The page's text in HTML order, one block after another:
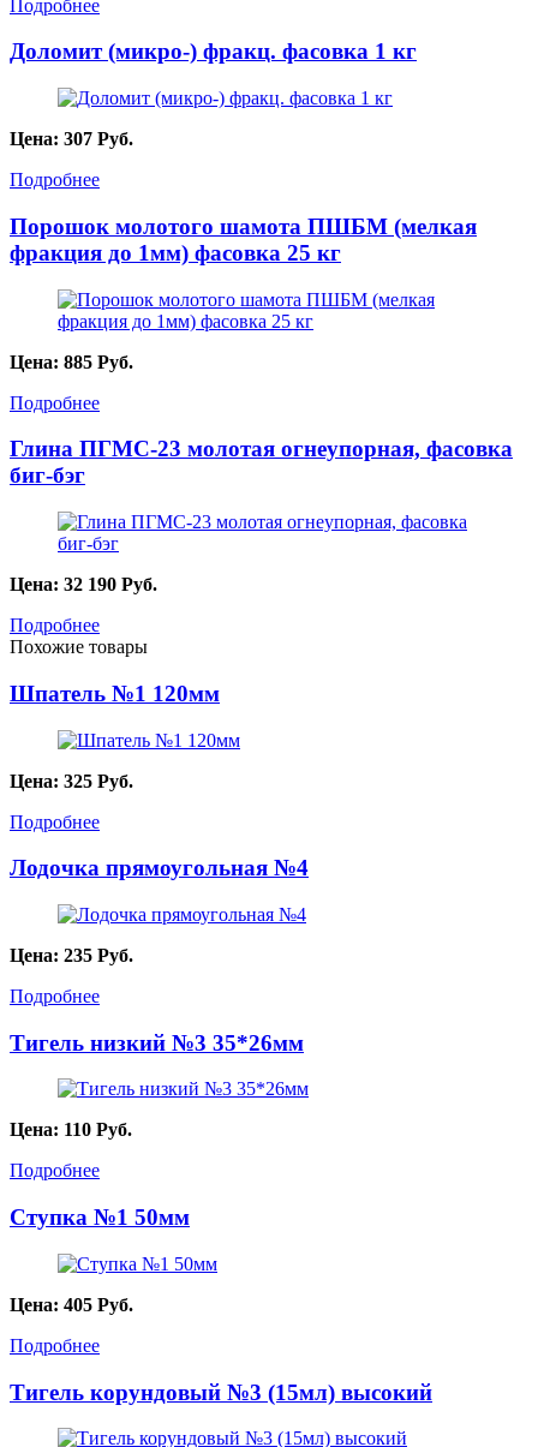
Подробнее
Доломит (микро-) фракц. фасовка 1 кг
Цена: 307 Руб.
Подробнее
Порошок молотого шамота ПШБМ (мелкая
фракция до 1мм) фасовка 25 кг
Цена: 885 Руб.
Подробнее
Глина ПГМС-23 молотая огнеупорная, фасовка
биг-бэг
Цена: 32 190 Руб.
Подробнее
Похожие товары
Шпатель №1 120мм
Цена: 325 Руб.
Подробнее
Лодочка прямоугольная №4
Цена: 235 Руб.
Подробнее
Тигель низкий №3 35*26мм
Цена: 110 Руб.
Подробнее
Ступка №1 50мм
Цена: 405 Руб.
Подробнее
Тигель корундовый №3 (15мл) высокий